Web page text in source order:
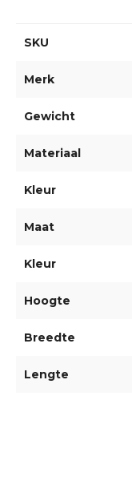
SKU
Merk
Gewicht
Materiaal
Kleur
Maat
Kleur
Hoogte
Breedte
Lengte